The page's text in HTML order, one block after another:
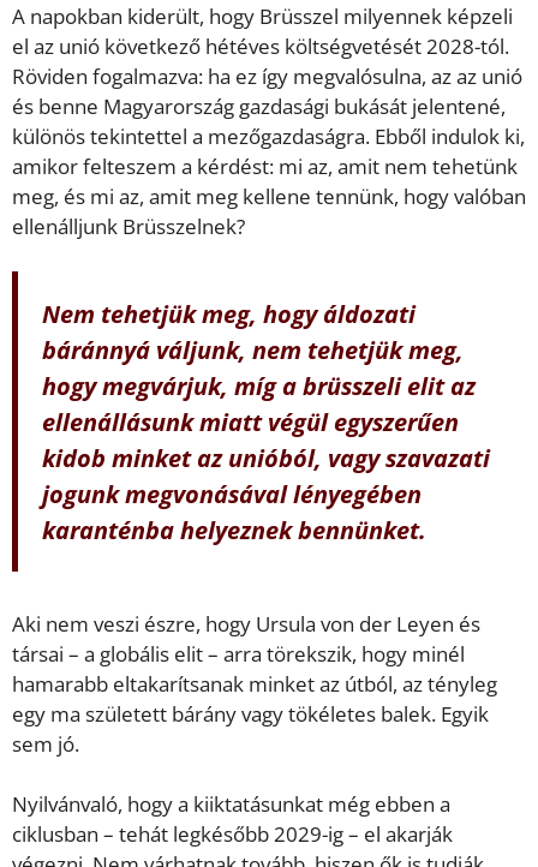
A napokban kiderült, hogy Brüsszel milyennek képzeli
el az unió következő hétéves költségvetését 2028-tól.
Röviden fogalmazva: ha ez így megvalósulna, az az unió
és benne Magyarország gazdasági bukását jelentené,
különös tekintettel a mezőgazdaságra. Ebből indulok ki,
amikor felteszem a kérdést: mi az, amit nem tehetünk
meg, és mi az, amit meg kellene tennünk, hogy valóban
ellenálljunk Brüsszelnek?
Nem tehetjük meg, hogy áldozati
báránnyá váljunk, nem tehetjük meg,
hogy megvárjuk, míg a brüsszeli elit az
ellenállásunk ­miatt végül egyszerűen
kidob minket az unió­ból, vagy szavazati
jogunk megvonásával lényegé­ben
karanténba helyeznek bennünket.
Aki nem veszi észre, hogy Ursula von der Leyen és
társai – a globális elit – arra törekszik, hogy minél
hamarabb eltakarítsanak minket az útból, az tényleg
egy ma született bárány vagy tökéletes balek. Egyik
sem jó.
Nyilvánvaló, hogy a kiiktatásunkat még ebben a
ciklusban – tehát legkésőbb ­2029-ig – el akarják